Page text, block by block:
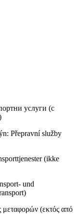
услуги (с
Přepravní služby
(ikke
und
(εκτός από